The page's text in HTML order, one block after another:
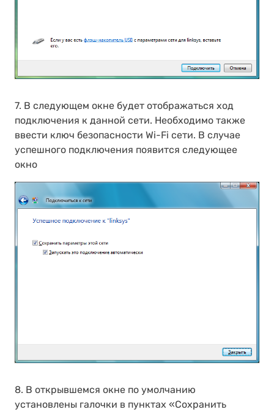
7. В следующем окне будет отображаться ход
подключения к данной сети. Необходимо также
ввести ключ безопасности Wi-Fi сети. В случае
успешного подключения появится следующее
окно
8. В открывшемся окне по умолчанию
установлены галочки в пунктах «Сохранить